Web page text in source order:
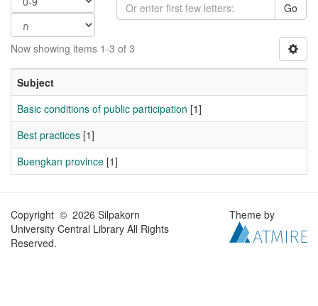
Go
Now showing items 1-3 of 3
Subject
Basic conditions of public participation [1]
Best practices [1]
Buengkan province [1]
Copyright © 2026 Silpakorn
University Central Library All Rights
Reserved.
Theme by